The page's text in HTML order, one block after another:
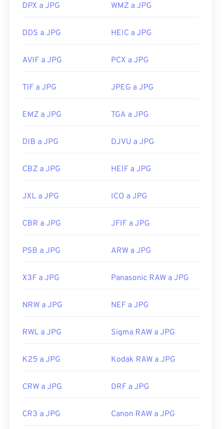
Herramientas JPG relacionadas:
colores de las imágenes
DPX a JPG WMZ a JPG
DDS a JPG HEIC a JPG
AVIF a JPG PCX a JPG
TIF a JPG JPEG a JPG
EMZ a JPG TGA a JPG
DIB a JPG DJVU a JPG
CBZ a JPG HEIF a JPG
JXL a JPG ICO a JPG
CBR a JPG JFIF a JPG
PSB a JPG ARW a JPG
X3F a JPG Panasonic RAW a JPG
NRW a JPG NEF a JPG
RWL a JPG Sigma RAW a JPG
K25 a JPG Kodak RAW a JPG
CRW a JPG DRF a JPG
CR3 a JPG Canon RAW a JPG